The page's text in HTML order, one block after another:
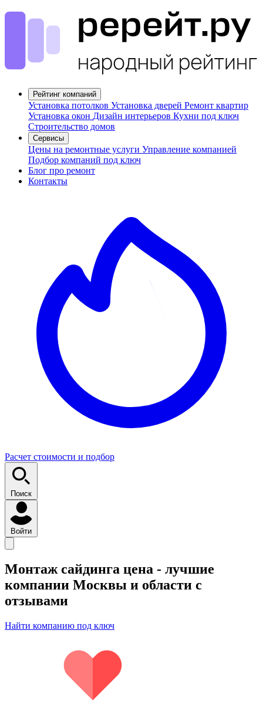
Рейтинг компаний
Установка потолков Установка дверей Ремонт квартир
Установка окон Дизайн интерьеров Кухни под ключ
Строительство домов
Сервисы
Цены на ремонтные услуги Управление компанией
Подбор компаний под ключ
Блог про ремонт
Контакты
Расчет стоимости и подбор
Поиск
Войти
Монтаж сайдинга цена - лучшие
компании Москвы и области с
отзывами
Найти компанию под ключ